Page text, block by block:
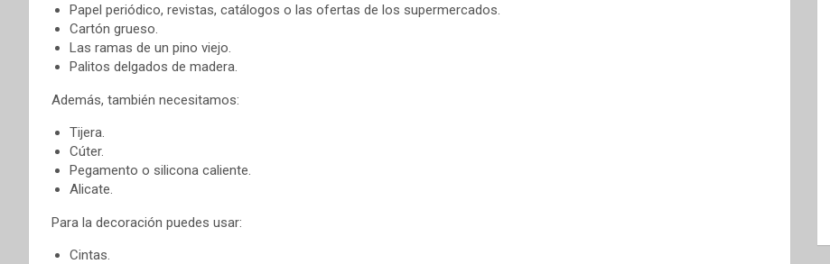
Papel periódico, revistas, catálogos o las ofertas de los supermercados.
Cartón grueso.
Las ramas de un pino viejo.
Palitos delgados de madera.
Además, también necesitamos:
Tijera.
Cúter.
Pegamento o silicona caliente.
Alicate.
Para la decoración puedes usar:
Cintas.